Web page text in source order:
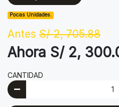
Pocas Unidades.
Antes S/ 2, 705.88
Ahora S/ 2,
CANTIDAD